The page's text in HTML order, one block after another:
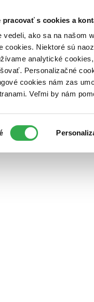
pracovať s cookies a
vedeli, ako sa na našom
cookies. Niektoré sú
analytické
Personalizačné
cookies nám zas
Veľmi by nám
Kontakt